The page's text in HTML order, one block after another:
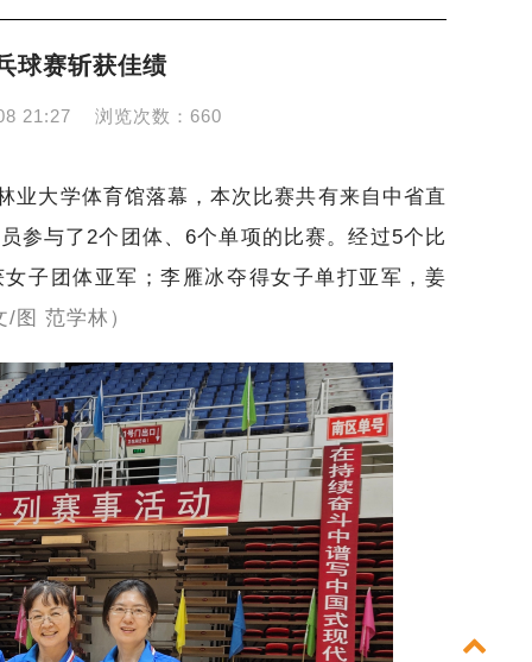
球赛斩获佳绩
21:27 浏览次数： 660
业大学体育馆落幕，本次比赛共有来自中省直
参与了2个团体、6个单项的比赛。经过5个比
子团体亚军；李雁冰夺得女子单打亚军，姜
/图 范学林）